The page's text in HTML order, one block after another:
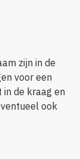
zijn in de
voor een
de kraag en
ook